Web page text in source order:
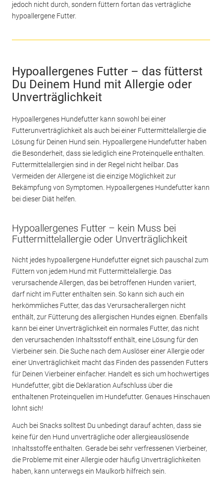
jedoch nicht durch, sondern füttern fortan das verträgliche
hypoallergene Futter.
Hypoallergenes Futter – das fütterst
Du Deinem Hund mit Allergie oder
Unverträglichkeit
Hypoallergenes Hundefutter kann sowohl bei einer
Futterunverträglichkeit als auch bei einer Futtermittelallergie die
Lösung für Deinen Hund sein. Hypoallergene Hundefutter haben
die Besonderheit, dass sie lediglich eine Proteinquelle enthalten.
Futtermittelallergien sind in der Regel nicht heilbar. Das
Vermeiden der Allergene ist die einzige Möglichkeit zur
Bekämpfung von Symptomen. Hypoallergenes Hundefutter kann
bei dieser Diät helfen.
Hypoallergenes Futter – kein Muss bei
Futtermittelallergie oder Unverträglichkeit
Nicht jedes hypoallergene Hundefutter eignet sich pauschal zum
Füttern von jedem Hund mit Futtermittelallergie. Das
verursachende Allergen, das bei betroffenen Hunden variiert,
darf nicht im Futter enthalten sein. So kann sich auch ein
herkömmliches Futter, das das Verursacherallergen nicht
enthält, zur Fütterung des allergischen Hundes eignen. Ebenfalls
kann bei einer Unverträglichkeit ein normales Futter, das nicht
den verursachenden Inhaltsstoff enthält, eine Lösung für den
Vierbeiner sein. Die Suche nach dem Auslöser einer Allergie oder
einer Unverträglichkeit macht das Finden des passenden Futters
für Deinen Vierbeiner einfacher. Handelt es sich um hochwertiges
Hundefutter, gibt die Deklaration Aufschluss über die
enthaltenen Proteinquellen im Hundefutter. Genaues Hinschauen
lohnt sich!
Auch bei Snacks solltest Du unbedingt darauf achten, dass sie
keine für den Hund unverträgliche oder allergieauslösende
Inhaltsstoffe enthalten. Gerade bei sehr verfressenen Vierbeiner,
die Probleme mit einer Allergie oder häufig Unverträglichkeiten
haben, kann unterwegs ein Maulkorb hilfreich sein.